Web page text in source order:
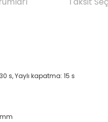
s, Yaylı kapatma: 15 s
mm